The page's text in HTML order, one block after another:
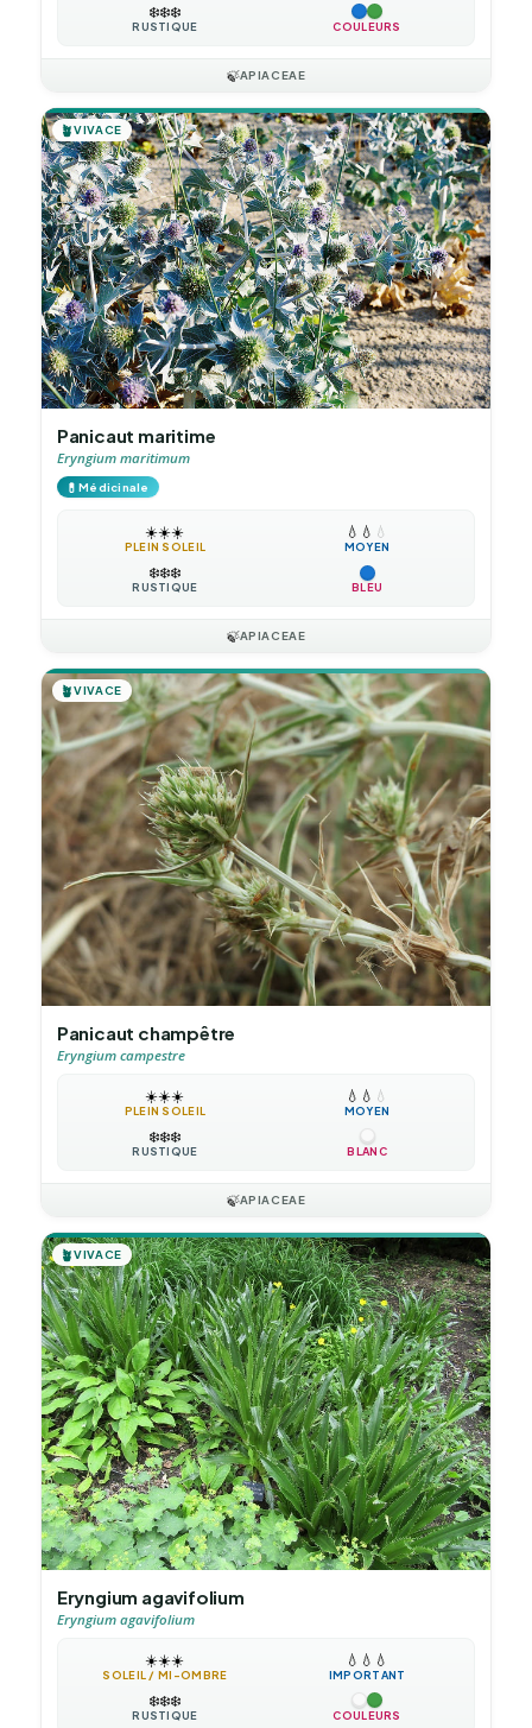
❄️❄️❄️
RUSTIQUE COULEURS
🍃APIACEAE
🪴VIVACE
Panicaut maritime
Eryngium maritimum
💊Médicinale
☀️☀️☀️
PLEIN SOLEIL
💧 💧 💧
MOYEN
❄️❄️❄️
RUSTIQUE BLEU
🍃APIACEAE
🪴VIVACE
Panicaut champêtre
Eryngium campestre
☀️☀️☀️
PLEIN SOLEIL
💧 💧 💧
MOYEN
❄️❄️❄️
RUSTIQUE BLANC
🍃APIACEAE
🪴VIVACE
Eryngium agavifolium
Eryngium agavifolium
☀️☀️☀️
SOLEIL / MI-OMBRE
💧 💧 💧
IMPORTANT
❄️❄️❄️
RUSTIQUE COULEURS